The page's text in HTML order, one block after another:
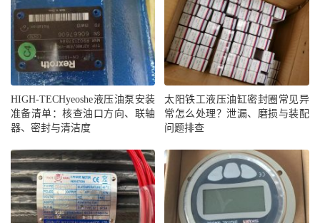
HIGH-TECHyeoshe液压油泵安装
准备清单：核查油口方向、联轴
器、密封与清洁度
太阳铁工液压油缸密封圈常见异
常怎么处理？泄漏、磨损与装配
问题排查